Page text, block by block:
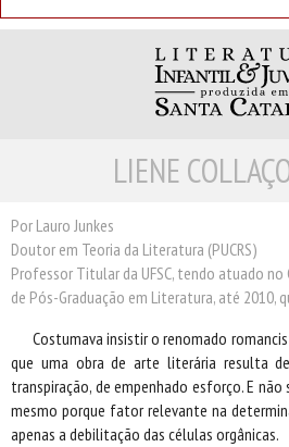
ESCRITORES
ILUSTRADORES
PRÓXIMAS
CONTATO
LIENE
Por Lauro Junkes
Doutor em Teoria da Literatura (PUCRS)
Professor Titular da UFSC, tendo atuado no
de Pós-Graduação em Literatura, até 2010,
Costumava insistir o renomado
que uma obra de arte literária resulta
transpiração, de empenhado esforço. E
mesmo porque fator relevante na
apenas a debilitação das células orgânicas.